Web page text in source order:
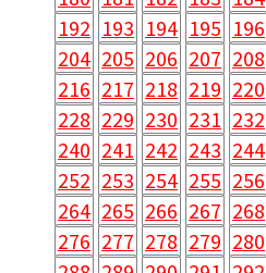
192 193 194 195 196
204 205 206 207 208
216 217 218 219 220
228 229 230 231 232
240 241 242 243 244
252 253 254 255 256
264 265 266 267 268
276 277 278 279 280